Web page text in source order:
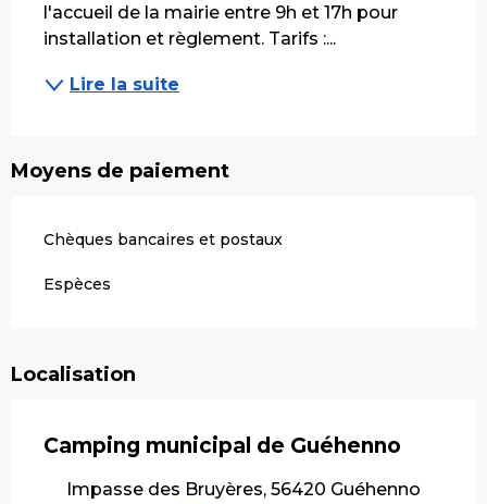
l'accueil de la mairie entre 9h et 17h pour
installation et règlement. Tarifs :...
Lire la suite
Moyens de paiement
Chèques bancaires et postaux
Espèces
Localisation
Camping municipal de Guéhenno
Impasse des Bruyères, 56420 Guéhenno